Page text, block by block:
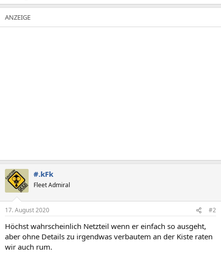
#.kFk
Fleet Admiral
17. August 2020 #2
Höchst wahrscheinlich Netzteil wenn er einfach so ausgeht,
aber ohne Details zu irgendwas verbautem an der Kiste raten
wir auch rum.